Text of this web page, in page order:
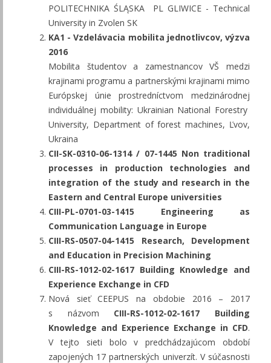
POLITECHNIKA ŚLĄSKA PL GLIWICE - Technical
University in Zvolen SK
KA1 - Vzdelávacia mobilita jednotlivcov, výzva
2016
Mobilita študentov a zamestnancov VŠ medzi
krajinami programu a partnerskými krajinami mimo
Európskej únie prostredníctvom medzinárodnej
individuálnej mobility: Ukrainian National Forestry
University, Department of forest machines, Ľvov,
Ukraina
CII-SK-0310-06-1314 / 07-1445 Non traditional
processes in production technologies and
integration of the study and research in the
Eastern and Central Europe universities
CIII-PL-0701-03-1415 Engineering as
Communication Language in Europe
CIII-RS-0507-04-1415 Research, Development
and Education in Precision Machining
CIII-RS-1012-02-1617 Building Knowledge and
Experience Exchange in CFD
Nová sieť CEEPUS na obdobie 2016 – 2017
s názvom CIII-RS-1012-02-1617 Building
Knowledge and Experience Exchange in CFD.
V tejto sieti bolo v predchádzajúcom období
zapojených 17 partnerských univerzít. V súčasnosti